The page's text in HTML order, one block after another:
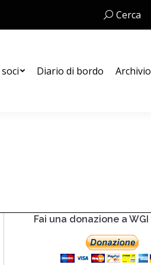
Cerca:Cerca
Diario di bordo Archivio
Fai una donazione a WGI
Contatti